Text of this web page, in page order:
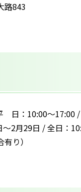
路843
日：10:00～17:00 /
2月29日 / 全日：
り）